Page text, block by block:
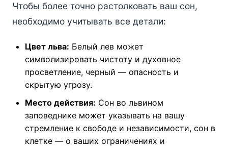
Чтобы более точно растолковать ваш сон,
необходимо учитывать все детали:
Цвет льва: Белый лев может
символизировать чистоту и духовное
просветление, черный — опасность и
скрытую угрозу.
Место действия: Сон во львином
заповеднике может указывать на вашу
стремление к свободе и независимости, сон в
клетке — о ваших ограничениях и